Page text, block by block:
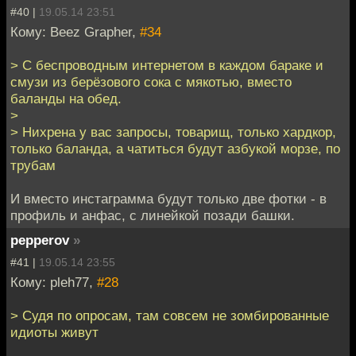
#40 | 19.05.14 23:51
Кому: Beez Grapher, #34
> С беспроводным интернетом в каждом бараке и
смузи из берёзового сока с мякотью, вместо
баланды на обед.
>
> Нихрена у вас запросы, товарищ, только хардкор,
только баланда, а чатиться будут азбукой морзе, по
трубам
И вместо инстаграмма будут только две фотки - в
профиль и анфас, с линейкой позади башки.
pepperov »
#41 | 19.05.14 23:55
Кому: pleh77, #28
> Судя по опросам, там совсем не зомбированные
идиоты живут